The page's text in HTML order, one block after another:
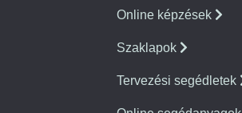
Online képzések
Szaklapok
Tervezési segédletek